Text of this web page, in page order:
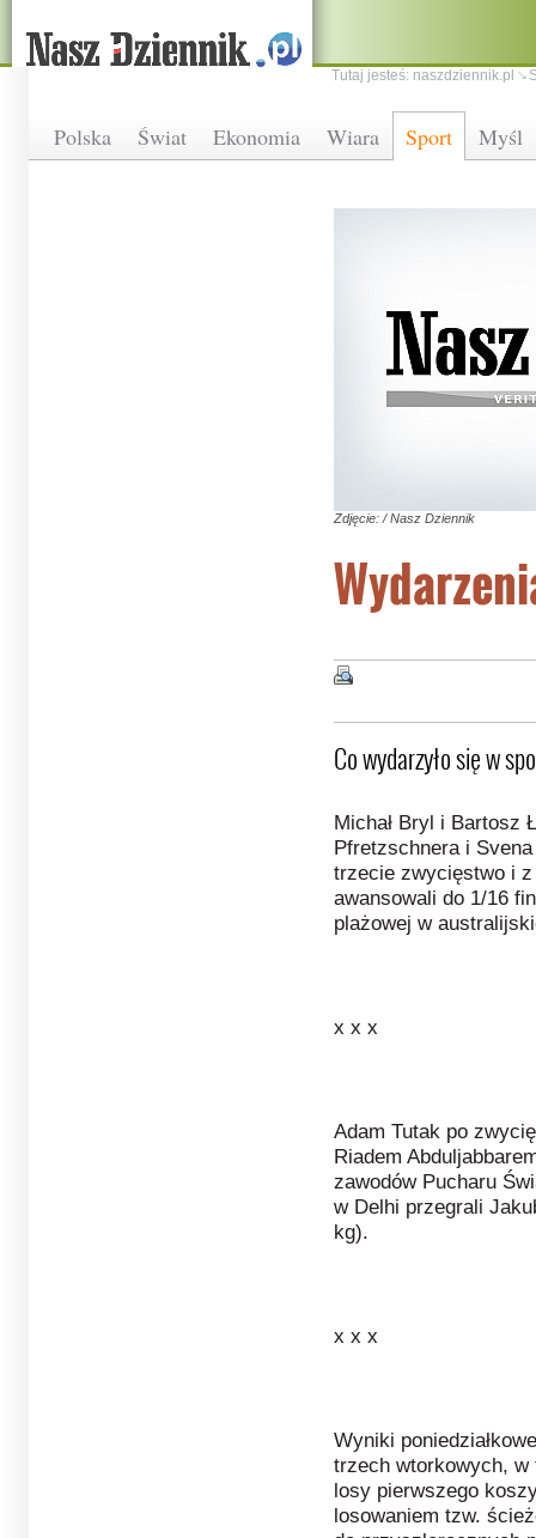
Polska Świat Ekonomia Wiara Sport Myśl
Tutaj jesteś: naszdziennik.pl
Zdjęcie: / Nasz Dziennik
Co wydarzyło się w
Michał Bryl i Bartosz
Pfretzschnera i
trzecie zwycięstwo i
awansowali do 1/16
plażowej w
x x x
Adam Tutak po
Riadem
zawodów Pucharu
w Delhi przegrali
kg).
x x x
Wyniki
trzech wtorkowych,
losy pierwszego
losowaniem tzw.